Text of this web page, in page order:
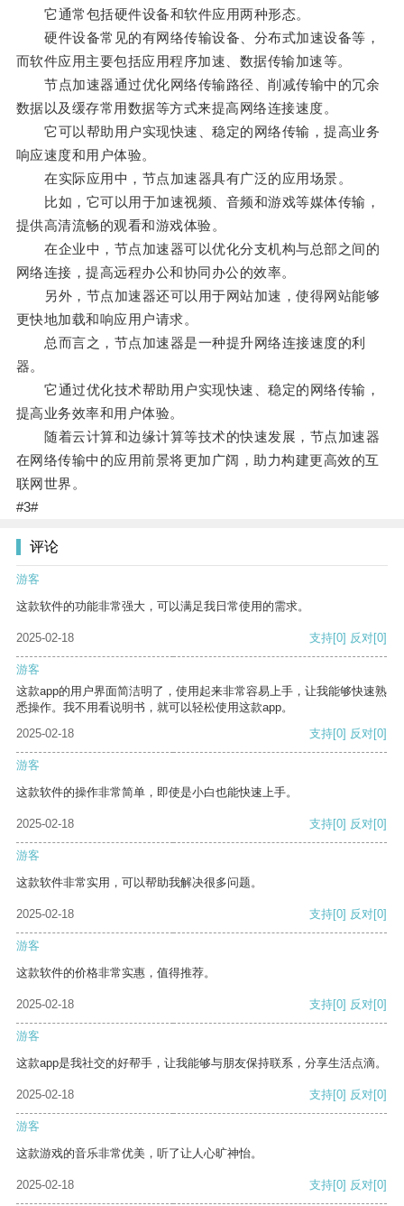
它通常包括硬件设备和软件应用两种形态。
硬件设备常见的有网络传输设备、分布式加速设备等，
而软件应用主要包括应用程序加速、数据传输加速等。
节点加速器通过优化网络传输路径、削减传输中的冗余
数据以及缓存常用数据等方式来提高网络连接速度。
它可以帮助用户实现快速、稳定的网络传输，提高业务
响应速度和用户体验。
在实际应用中，节点加速器具有广泛的应用场景。
比如，它可以用于加速视频、音频和游戏等媒体传输，
提供高清流畅的观看和游戏体验。
在企业中，节点加速器可以优化分支机构与总部之间的
网络连接，提高远程办公和协同办公的效率。
另外，节点加速器还可以用于网站加速，使得网站能够
更快地加载和响应用户请求。
总而言之，节点加速器是一种提升网络连接速度的利
器。
它通过优化技术帮助用户实现快速、稳定的网络传输，
提高业务效率和用户体验。
随着云计算和边缘计算等技术的快速发展，节点加速器
在网络传输中的应用前景将更加广阔，助力构建更高效的互
联网世界。
#3#
评论
游客
这款软件的功能非常强大，可以满足我日常使用的需求。
2025-02-18 支持[0] 反对[0]
游客
这款app的用户界面简洁明了，使用起来非常容易上手，让我能够快速熟
悉操作。我不用看说明书，就可以轻松使用这款app。
2025-02-18
支持[0] 反对[0]
游客
这款软件的操作非常简单，即使是小白也能快速上手。
2025-02-18 支持[0] 反对[0]
游客
这款软件非常实用，可以帮助我解决很多问题。
2025-02-18 支持[0] 反对[0]
游客
这款软件的价格非常实惠，值得推荐。
2025-02-18 支持[0] 反对[0]
游客
这款app是我社交的好帮手，让我能够与朋友保持联系，分享生活点滴。
2025-02-18 支持[0] 反对[0]
游客
这款游戏的音乐非常优美，听了让人心旷神怡。
2025-02-18 支持[0] 反对[0]